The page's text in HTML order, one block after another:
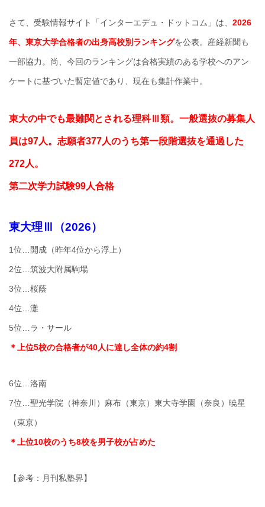
さて、受験情報サイト「インターエデュ・ドットコム」は、 2026
年、東京大学合格者の出身高校別ランキングを公表。産経新聞も
一部協力。尚、今回のランキングは合格実績のある学校へのアン
ケートに基づいた暫定値であり、現在も集計作業中。
東大の中でも最難関とされる理科Ⅲ類。一般選抜の募集人
員は97人。志願者377人のうち第一段階選抜を通過した
272人。
第二次学力試験99人合格
東大理Ⅲ（2026）
1位…開成（昨年4位から浮上）
2位…筑波大附属駒場
3位…桜蔭
4位…灘
5位…ラ・サール
＊上位5校の合格者が40人に達し全体の約4割
6位…洛南
7位…聖光学院（神奈川）麻布（東京）東大寺学園（奈良）暁星
（東京）
＊上位10校のうち8校を男子校が占めた
【参考：月刊私塾界】